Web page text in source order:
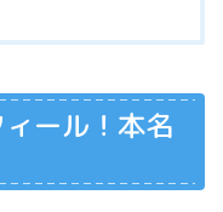
ール！本名